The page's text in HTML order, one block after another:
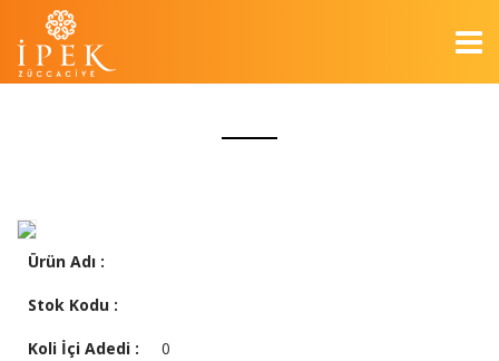
Ürün Adı :
Stok Kodu :
Koli İçi Adedi : 0